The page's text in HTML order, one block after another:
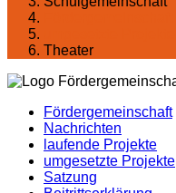
Theater
Fördergemeinschaft
Nachrichten
laufende Projekte
umgesetzte Projekte
Satzung